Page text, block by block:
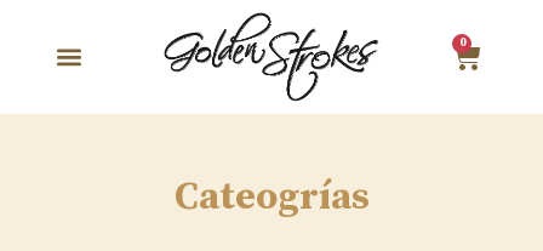
0
Cateogrías